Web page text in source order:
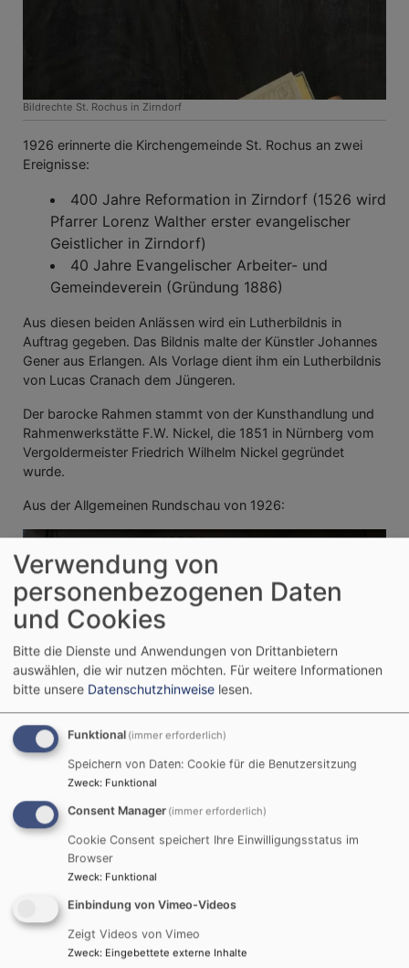
Bildrechte St. Rochus in Zirndorf
1926 erinnerte die Kirchengemeinde St. Rochus an zwei
Ereignisse:
400 Jahre Reformation in Zirndorf (1526 wird
Pfarrer Lorenz Walther erster evangelischer
Geistlicher in Zirndorf)
40 Jahre Evangelischer Arbeiter- und
Gemeindeverein (Gründung 1886)
Aus diesen beiden Anlässen wird ein Lutherbildnis in
Auftrag gegeben. Das Bildnis malte der Künstler Johannes
Gener aus Erlangen. Als Vorlage dient ihm ein Lutherbildnis
von Lucas Cranach dem Jüngeren.
Der barocke Rahmen stammt von der Kunsthandlung und
Rahmenwerkstätte F.W. Nickel, die 1851 in Nürnberg vom
Vergoldermeister Friedrich Wilhelm Nickel gegründet
wurde.
Aus der Allgemeinen Rundschau von 1926:
Verwendung von
personenbezogenen Daten
und Cookies
Bitte die Dienste und Anwendungen von Drittanbietern
auswählen, die wir nutzen möchten. Für weitere Informationen
bitte unsere Datenschutzhinweise lesen.
Funktional (immer erforderlich)
Speichern von Daten: Cookie für die Benutzersitzung
Zweck: Funktional
Consent Manager (immer erforderlich)
Cookie Consent speichert Ihre Einwilligungsstatus im
Browser
Zweck: Funktional
Einbindung von Vimeo-Videos
Zeigt Videos von Vimeo
Zweck: Eingebettete externe Inhalte